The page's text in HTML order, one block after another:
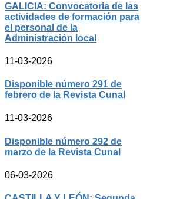
GALICIA: Convocatoria de las
actividades de formación para
el personal de la
Administración local
11-03-2026
Disponible número 291 de
febrero de la Revista Cunal
11-03-2026
Disponible número 292 de
marzo de la Revista Cunal
06-03-2026